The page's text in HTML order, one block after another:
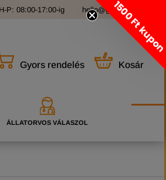
P: 08:00-17:00-ig hello@grandopet.hu
Gyors rendelés Kosár
ÁLLATORVOS VÁLASZOL
1500 Ft